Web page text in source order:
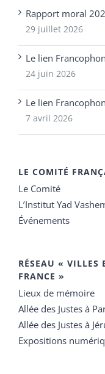
Rapport moral
29 juillet 2026
Le lien
24 juin 2026
Le lien
7 avril 2026
LE COMITÉ
Le Comité
L’Institut Yad
Événements
RÉSEAU « VILLES
FRANCE »
Lieux de mémoire
Allée des Justes à
Allée des Justes à
Expositions